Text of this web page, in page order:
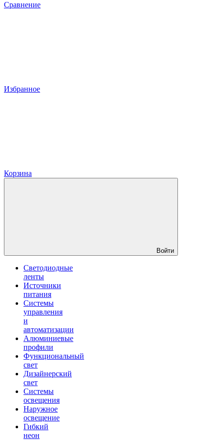
Сравнение
Избранное
Корзина
Войти
Светодиодные
ленты
Источники
питания
Системы
управления
и
автоматизации
Алюминиевые
профили
Функциональный
свет
Дизайнерский
свет
Системы
освещения
Наружное
освещение
Гибкий
неон